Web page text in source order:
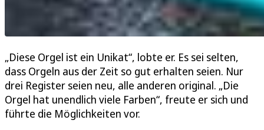
„Diese Orgel ist ein Unikat“, lobte er. Es sei selten,
dass Orgeln aus der Zeit so gut erhalten seien. Nur
drei Register seien neu, alle anderen original. „Die
Orgel hat unendlich viele Farben“, freute er sich und
führte die Möglichkeiten vor.